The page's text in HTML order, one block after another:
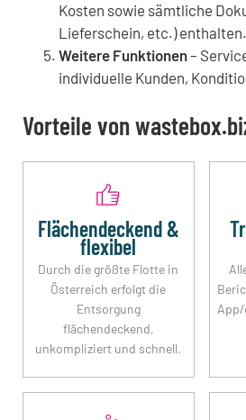
Kosten sowie sämtliche
Lieferschein, etc.) enthalten.
Weitere Funktionen–
individuelle Kunden,
Vorteile von
Flächendeckend &
flexibel
Durch die größte Flotte in
Österreich erfolgt die
Entsorgung
flächendeckend,
unkompliziert und schnell.